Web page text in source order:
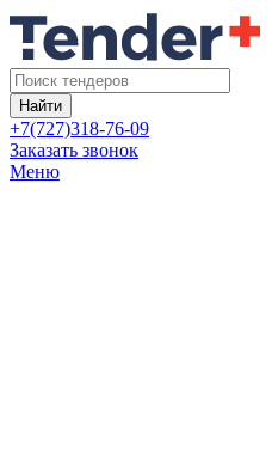
Найти
+7(727)318-76-09
Заказать звонок
Меню